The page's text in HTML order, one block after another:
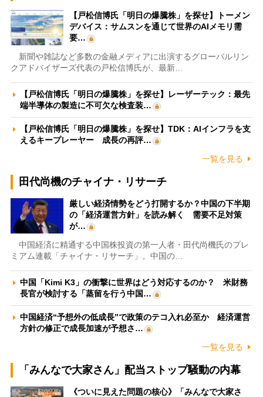
【戸松信博氏「明日の爆騰株」を探せ】トーメン
デバイス：サムスンを通じて世界のAIメモリ需
要…
新聞や雑誌など多数の金融メディアに出演するグローバルリン
クアドバイザーズ代表の戸松信博氏が、最新…
【戸松信博氏「明日の爆騰株」を探せ】レーザーテック：最先
端半導体の製造に不可欠な検査装…
【戸松信博氏「明日の爆騰株」を探せ】TDK：AIインフラを支
えるキープレーヤー 成長の再評…
一覧を見る
田代尚機のチャイナ・リサーチ
厳しい経済情勢をどう打開するか？中国の下半期
の「経済運営方針」を読み解く 需要不足対策
が…
中国経済に精通する中国株投資の第一人者・田代尚機氏のプレ
ミアム連載「チャイナ・リサーチ」。中国の…
中国「Kimi K3」の衝撃に世界はどう対応するのか？ 米財務
長官が検討する「蒸留を行う中国…
中国経済“予想外の低成長”で政策のテコ入れ必至か 経済運営
方針の修正で成長加速が予想さ…
一覧を見る
「みんなで大家さん」配当ストップ騒動の内幕
《ついに見えた問題の核心》「みんなで大家さ